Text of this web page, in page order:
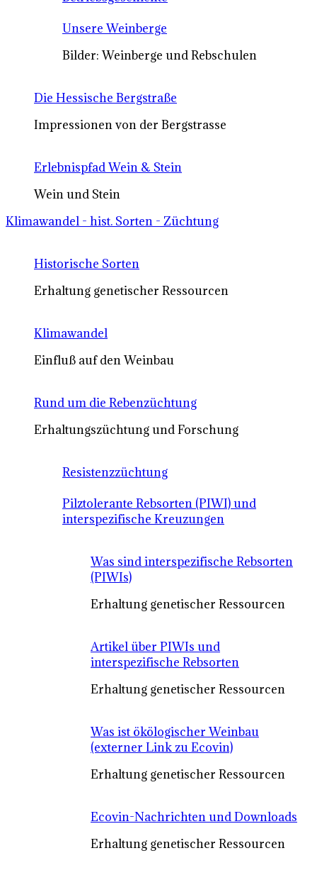
Unsere Weinberge
Bilder: Weinberge und Rebschulen
Die Hessische Bergstraße
Impressionen von der Bergstrasse
Erlebnispfad Wein & Stein
Wein und Stein
Klimawandel - hist. Sorten - Züchtung
Historische Sorten
Erhaltung genetischer Ressourcen
Klimawandel
Einfluß auf den Weinbau
Rund um die Rebenzüchtung
Erhaltungszüchtung und Forschung
Resistenzzüchtung
Pilztolerante Rebsorten (PIWI) und
interspezifische Kreuzungen
Was sind interspezifische Rebsorten
(PIWIs)
Erhaltung genetischer Ressourcen
Artikel über PIWIs und
interspezifische Rebsorten
Erhaltung genetischer Ressourcen
Was ist ökölogischer Weinbau
(externer Link zu Ecovin)
Erhaltung genetischer Ressourcen
Ecovin-Nachrichten und Downloads
Erhaltung genetischer Ressourcen